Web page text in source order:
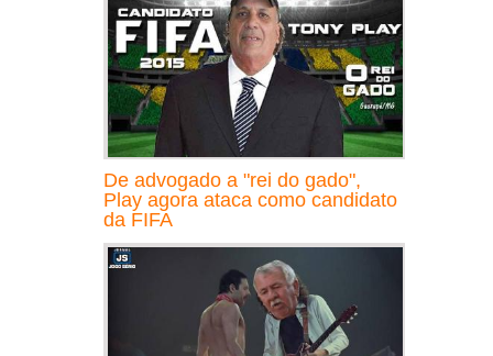
De advogado a "rei do gado",
Play agora ataca como candidato
da FIFA